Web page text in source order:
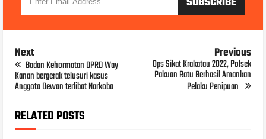
Next
Badan Kehormatan DPRD Way
Kanan bergerak telusuri kasus
Anggota Dewan terlibat Narkoba
Previous
Ops Sikat Krakatau 2022, Polsek
Pakuan Ratu Berhasil Amankan
Pelaku Penipuan
RELATED POSTS